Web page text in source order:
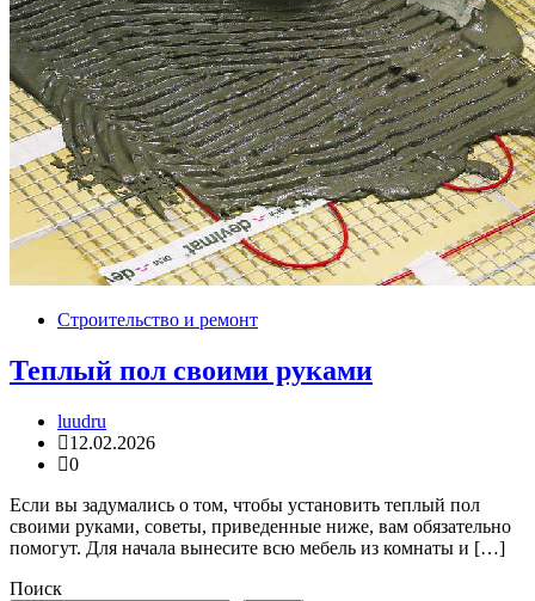
Строительство и ремонт
Теплый пол своими руками
luudru
12.02.2026
0
Если вы задумались о том, чтобы установить теплый пол
своими руками, советы, приведенные ниже, вам обязательно
помогут. Для начала вынесите всю мебель из комнаты и […]
Поиск